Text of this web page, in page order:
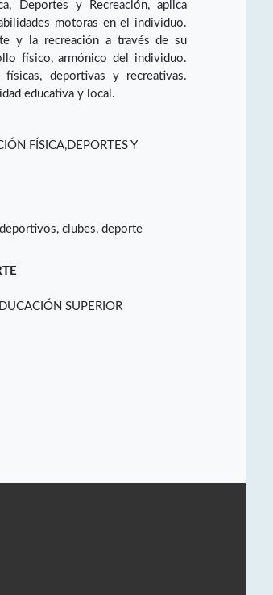
Deportes y Recreación, aplica
motoras en el individuo.
y la recreación a través de su
físico, armónico del individuo.
deportivas y recreativas.
educativa y local.
FÍSICA,DEPORTES Y
clubes, deporte
SUPERIOR